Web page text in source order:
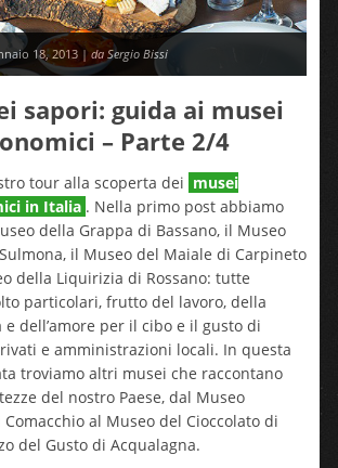
18, 2013 | da Sergio Bissi
sapori: guida ai musei
– Parte 2/4
tour alla scoperta dei musei
in Italia . Nella primo post abbiamo
della Grappa di Bassano, il Museo
il Museo del Maiale di Carpineto
della Liquirizia di Rossano: tutte
particolari, frutto del lavoro, della
dell’amore per il cibo e il gusto di
e amministrazioni locali. In questa
troviamo altri musei che raccontano
del nostro Paese, dal Museo
Comacchio al Museo del Cioccolato di
del Gusto di Acqualagna.